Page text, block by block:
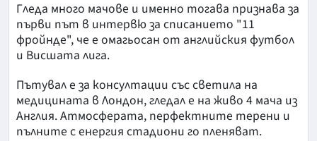
Гледа много мачове и именно тогава признава за
първи път в интервю за списанието "11
фройнде", че е омагьосан от английския футбол
и Висшата лига.
Пътувал е за консултации със светила на
медицината в Лондон, гледал е на живо 4 мача из
Англия. Атмосферата, перфектните терени и
пълните с енергия стадиони го пленяват.